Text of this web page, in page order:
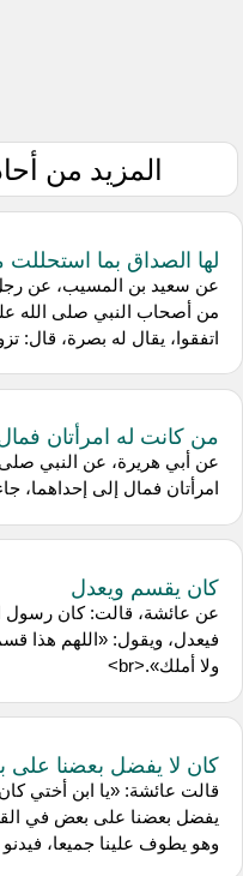
المزيد من
لها الصداق بما
عن سعيد بن المسيب، عن
من أصحاب النبي صلى الله
اتفقوا، يقال له بصرة، قال:
من كانت له امرأتان
عن أبي هريرة، عن النبي
امرأتان فمال إلى إحداهما،
كان يقسم ويعدل
عن عائشة، قالت: كان رسول
فيعدل، ويقول: «اللهم هذا
ولا أملك».<br>
كان لا يفضل بعضنا
قالت عائشة: «يا ابن أختي
يفضل بعضنا على بعض في
وهو يطوف علينا جميعا،